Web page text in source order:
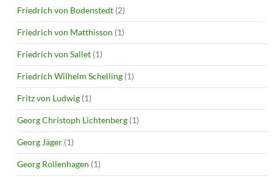
Friedrich von Bodenstedt (2)
Friedrich von Matthisson (1)
Friedrich von Sallet (1)
Friedrich Wilhelm Schelling (1)
Fritz von Ludwig (1)
Georg Christoph Lichtenberg (1)
Georg Jäger (1)
Georg Rollenhagen (1)